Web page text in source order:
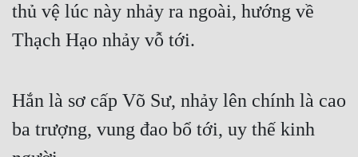
thủ vệ lúc này nhảy ra ngoài, hướng về
Thạch Hạo nhảy vỗ tới.
Hắn là sơ cấp Võ Sư, nhảy lên chính là cao
ba trượng, vung đao bổ tới, uy thế kinh